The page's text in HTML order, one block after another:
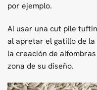
por ejemplo.
Al usar una cut pile
al apretar el gatillo de
la creación de
zona de su diseño.